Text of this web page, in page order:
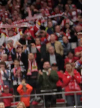
Triatlon
Veslování
Vodní slalom
Volejbal
Ostatní